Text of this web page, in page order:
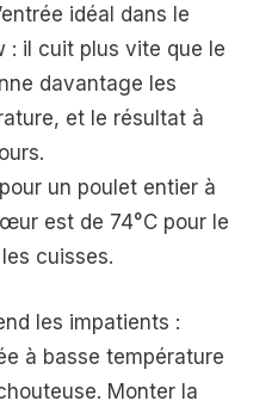
idéal dans le
: il cuit plus vite que le
davantage les
et le résultat à
un poulet entier à
est de 74°C pour le
cuisses.
les impatients :
à basse température
Monter la